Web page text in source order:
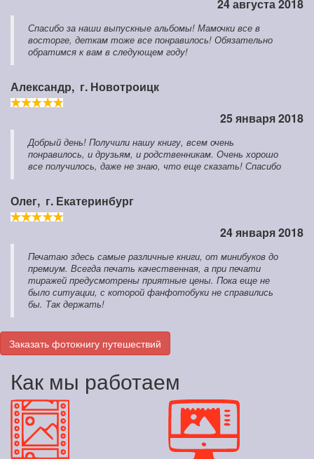
24 августа 2018
Спасибо за наши выпускные альбомы! Мамочки все в
восторге, деткам тоже все понравилось! Обязательно
обратимся к вам в следующем году!
Александр, г. Новотроицк
25 января 2018
Добрый день! Получили нашу книгу, всем очень
понравилось, и друзьям, и родственникам. Очень хорошо
все получилось, даже не знаю, что еще сказать! Спасибо
Олег, г. Екатеринбург
24 января 2018
Печатаю здесь самые различные книги, от минибуков до
премиум. Всегда печать качественная, а при печати
тиражей предусмотрены приятные цены. Пока еще не
было ситуации, с которой фанфотобуки не справились
бы. Так держать!
Заказать фотокнигу путешествий
Как мы работаем